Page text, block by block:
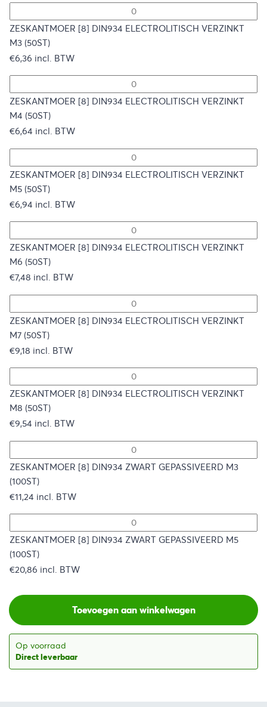
ZESKANTMOER [8] DIN934 ELECTROLITISCH VERZINKT
M3 (50ST)
€6,36 incl. BTW
ZESKANTMOER [8] DIN934 ELECTROLITISCH VERZINKT
M4 (50ST)
€6,64 incl. BTW
ZESKANTMOER [8] DIN934 ELECTROLITISCH VERZINKT
M5 (50ST)
€6,94 incl. BTW
ZESKANTMOER [8] DIN934 ELECTROLITISCH VERZINKT
M6 (50ST)
€7,48 incl. BTW
ZESKANTMOER [8] DIN934 ELECTROLITISCH VERZINKT
M7 (50ST)
€9,18 incl. BTW
ZESKANTMOER [8] DIN934 ELECTROLITISCH VERZINKT
M8 (50ST)
€9,54 incl. BTW
ZESKANTMOER [8] DIN934 ZWART GEPASSIVEERD M3
(100ST)
€11,24 incl. BTW
ZESKANTMOER [8] DIN934 ZWART GEPASSIVEERD M5
(100ST)
€20,86 incl. BTW
Toevoegen aan winkelwagen
Op voorraad
Direct leverbaar